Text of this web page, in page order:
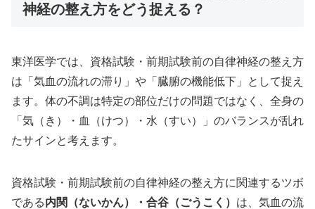
神経の整え方をどう捉える？
東洋医学では、資格試験・前期試験前の自律神経の整え方
は「気血の流れの滞り」や「臓腑の機能低下」として捉え
ます。体の不調は特定の部位だけの問題ではなく、全身の
「気（き）・血（けつ）・水（すい）」のバランスが乱れ
たサインと考えます。
資格試験・前期試験前の自律神経の整え方に関連するツボ
である内関（ないかん）・合谷（ごうこく） は、気血の流